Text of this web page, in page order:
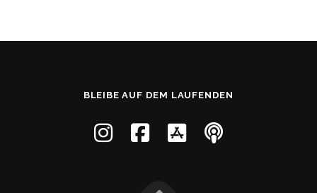
BLEIBE AUF DEM LAUFENDEN